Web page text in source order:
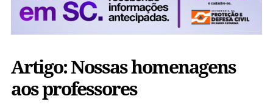
Artigo: Nossas homenagens
aos professores